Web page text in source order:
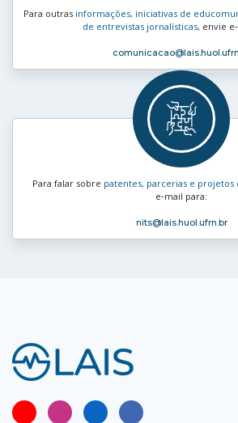
Para outras informações, iniciativas de
de entrevistas jornalísticas, envie
comunicacao
Para falar sobre patentes, parcerias e projetos
e‑mail para:
nits@lais.huol.ufrn.br